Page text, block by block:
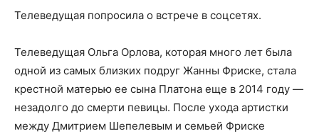
Телеведущая попросила о встрече в соцсетях.
Телеведущая Ольга Орлова, которая много лет была
одной из самых близких подруг Жанны Фриске, стала
крестной матерью ее сына Платона еще в 2014 году —
незадолго до смерти певицы. После ухода артистки
между Дмитрием Шепелевым и семьей Фриске